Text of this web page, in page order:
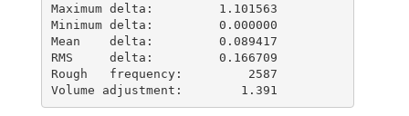
Maximum delta:         1.101563
Minimum delta:         0.000000
Mean    delta:         0.089417
RMS     delta:         0.166709
Rough   frequency:         2587
Volume adjustment:        1.391